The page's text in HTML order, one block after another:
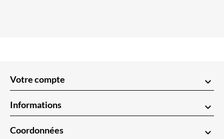
Votre compte keyboard_arrow_down
Informations keyboard_arrow_down
Coordonnées keyboard_arrow_down